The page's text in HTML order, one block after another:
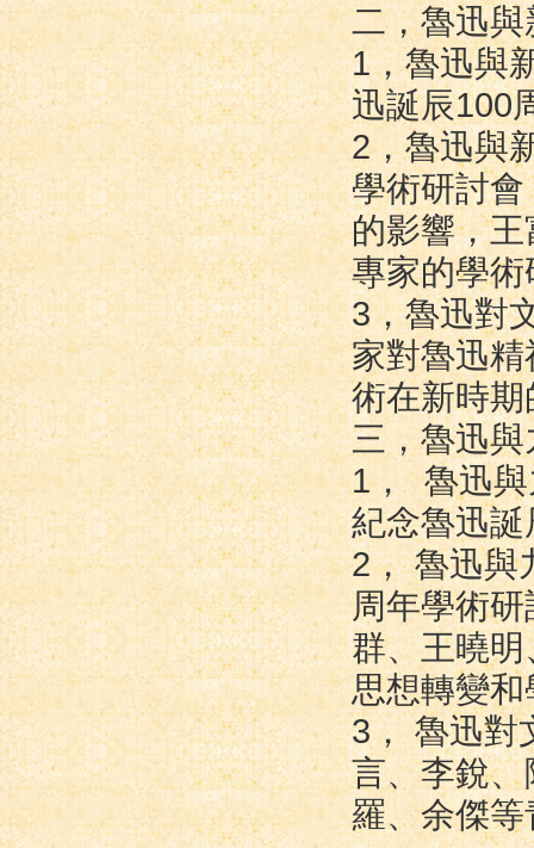
二，魯迅
1，魯迅與
迅誕辰100
2，魯迅與
學術研討
的影響，
專家的學術
3，魯迅對
家對魯迅
術在新時
三，魯迅
1， 魯迅與
紀念魯迅
2， 魯迅與
周年學術
群、王曉
思想轉變
3， 魯迅對
言、李銳
羅、余傑